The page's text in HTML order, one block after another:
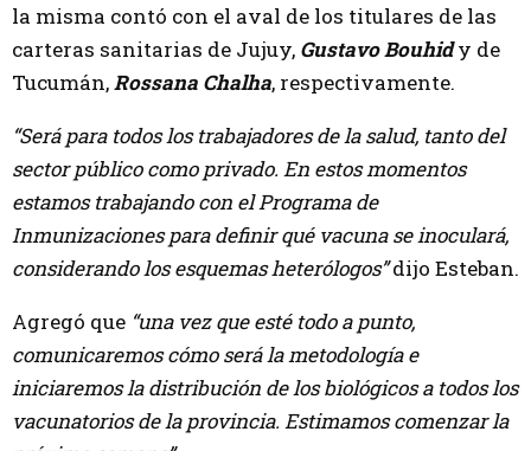
la misma contó con el aval de los titulares de las
carteras sanitarias de Jujuy, Gustavo Bouhidy de
Tucumán,Rossana Chalha, respectivamente.
“Será para todos los trabajadores de la salud, tanto del
sector público como privado. En estos momentos
estamos trabajando con el Programa de
Inmunizaciones para definir qué vacuna se inoculará,
considerando los esquemas heterólogos”dijo Esteban.
Agregó que “una vez que esté todo a punto,
comunicaremos cómo será la metodología e
iniciaremos la distribución de los biológicos a todos los
vacunatorios de la provincia. Estimamos comenzar la